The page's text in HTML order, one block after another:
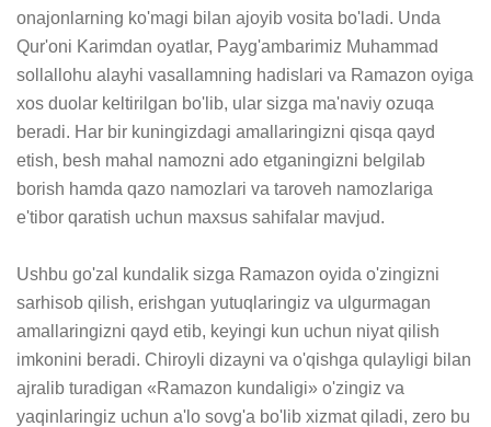
onajonlarning ko'magi bilan ajoyib vosita bo'ladi. Unda
Qur'oni Karimdan oyatlar, Payg'ambarimiz Muhammad
sollallohu alayhi vasallamning hadislari va Ramazon oyiga
xos duolar keltirilgan bo'lib, ular sizga ma'naviy ozuqa
beradi. Har bir kuningizdagi amallaringizni qisqa qayd
etish, besh mahal namozni ado etganingizni belgilab
borish hamda qazo namozlari va taroveh namozlariga
e'tibor qaratish uchun maxsus sahifalar mavjud.
Ushbu go'zal kundalik sizga Ramazon oyida o'zingizni
sarhisob qilish, erishgan yutuqlaringiz va ulgurmagan
amallaringizni qayd etib, keyingi kun uchun niyat qilish
imkonini beradi. Chiroyli dizayni va o'qishga qulayligi bilan
ajralib turadigan «Ramazon kundaligi» o'zingiz va
yaqinlaringiz uchun a'lo sovg'a bo'lib xizmat qiladi, zero bu